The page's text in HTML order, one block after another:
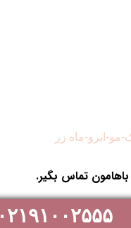
باهامون تماس بگیر.
۰۲۱۹۱۰۰۲۵۵۵